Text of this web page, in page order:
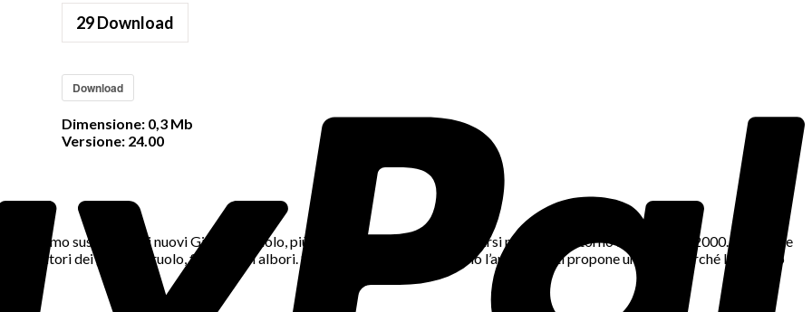
29Download
Download
Dimensione: 0,3 Mb
Versione: 24.00
suscitato dai nuovi Giochi di Ruolo, più moderni e diversificati, apparsi negli USA intorno ai primi anni 2000. Prima che
dei giochi di ruolo, fin dai suoi albori. Siamo gente che gioca. Siamo l’amico che ti propone un gioco perché l’abbiamo